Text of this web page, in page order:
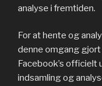
analyse i fremtiden.
For at hente og
denne omgang gjort
Facebook’s
indsamling og